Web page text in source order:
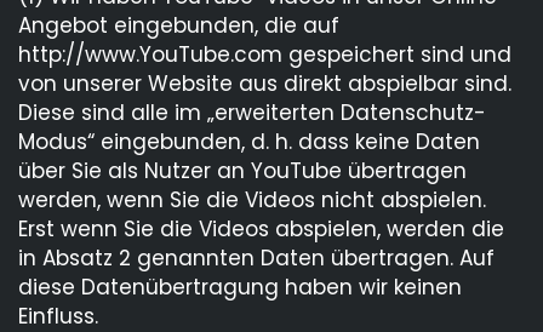
Angebot eingebunden, die auf
http://www.YouTube.com gespeichert sind und
von unserer Website aus direkt abspielbar sind.
Diese sind alle im „erweiterten Datenschutz-
Modus“ eingebunden, d. h. dass keine Daten
über Sie als Nutzer an YouTube übertragen
werden, wenn Sie die Videos nicht abspielen.
Erst wenn Sie die Videos abspielen, werden die
in Absatz 2 genannten Daten übertragen. Auf
diese Datenübertragung haben wir keinen
Einfluss.